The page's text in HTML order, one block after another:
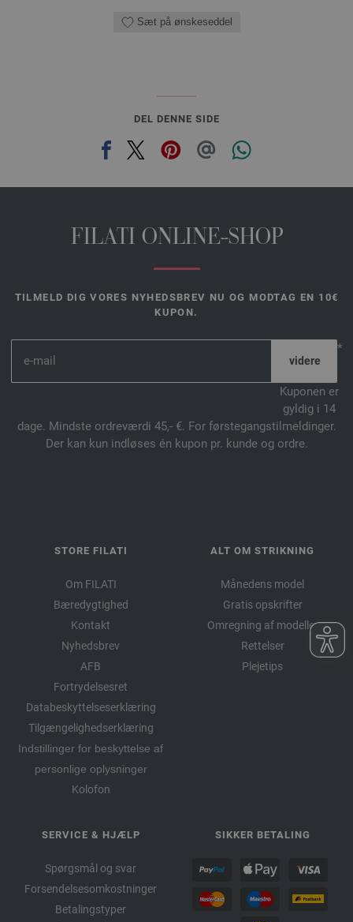
Sæt på ønskeseddel
DEL DENNE SIDE
FILATI ONLINE-SHOP
TILMELD DIG VORES NYHEDSBREV NU OG MODTAG EN 10€
KUPON.
*
Kuponen er
gyldig i 14
dage. Mindste ordreværdi 45,- €. For førstegangstilmeldinger.
Der kan kun indløses én kupon pr. kunde og ordre.
STORE FILATI
Om FILATI
Bæredygtighed
Kontakt
Nyhedsbrev
AFB
Fortrydelsesret
Databeskyttelseserklæring
Tilgængelighedserklæring
Indstillinger for beskyttelse af
personlige oplysninger
Kolofon
ALT OM STRIKNING
Månedens model
Gratis opskrifter
Omregning af modeller
Rettelser
Plejetips
SERVICE & HJÆLP
Spørgsmål og svar
Forsendelsesomkostninger
Betalingstyper
SIKKER BETALING